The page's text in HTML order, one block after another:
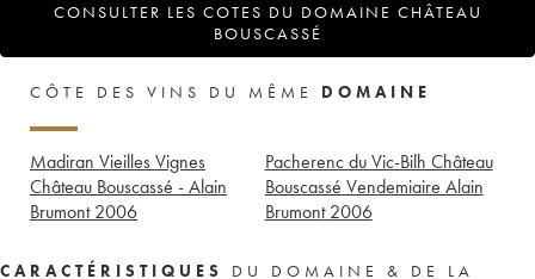
CONSULTER LES COTES DU DOMAINE CHÂTEAU
BOUSCASSÉ
CÔTE DES VINS DU MÊME DOMAINE
Madiran Vieilles Vignes
Château Bouscassé - Alain
Brumont 2006
Pacherenc du Vic-Bilh Château
Bouscassé Vendemiaire Alain
Brumont 2006
CARACTÉRISTIQUES
DU DOMAINE & DE LA